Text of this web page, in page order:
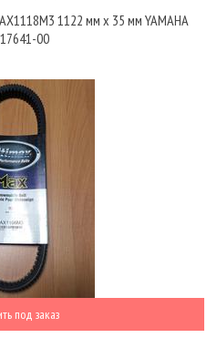
1122 мм х 35 мм YAMAHA
00
под заказ